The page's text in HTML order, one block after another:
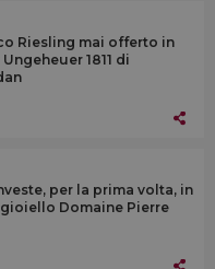
Riesling mai offerto in
1811 di
per la prima volta, in
Domaine Pierre